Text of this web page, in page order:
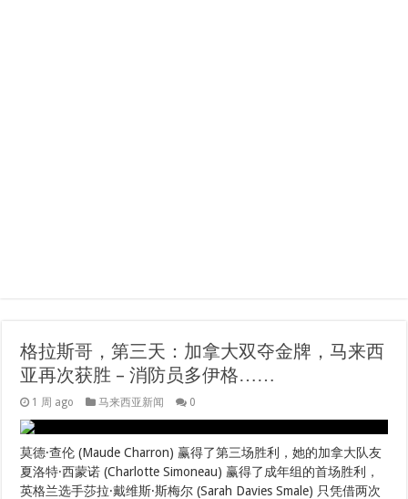
格拉斯哥，第三天：加拿大双夺金牌，马来西
亚再次获胜 – 消防员多伊格……
1 周 ago 马来西亚新闻 0
莫德·查伦 (Maude Charron) 赢得了第三场胜利，她的加拿大队友
夏洛特·西蒙诺 (Charlotte Simoneau) 赢得了成年组的首场胜利，
英格兰选手莎拉·戴维斯·斯梅尔 (Sarah Davies Smale) 只凭借两次